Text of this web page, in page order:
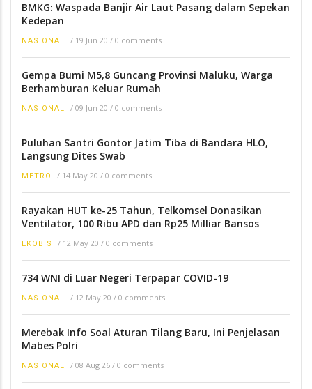
BMKG: Waspada Banjir Air Laut Pasang dalam Sepekan
Kedepan
NASIONAL / 19 Jun 20 / 0 comments
Gempa Bumi M5,8 Guncang Provinsi Maluku, Warga
Berhamburan Keluar Rumah
NASIONAL / 09 Jun 20 / 0 comments
Puluhan Santri Gontor Jatim Tiba di Bandara HLO,
Langsung Dites Swab
METRO / 14 May 20 / 0 comments
Rayakan HUT ke-25 Tahun, Telkomsel Donasikan
Ventilator, 100 Ribu APD dan Rp25 Milliar Bansos
EKOBIS / 12 May 20 / 0 comments
734 WNI di Luar Negeri Terpapar COVID-19
NASIONAL / 12 May 20 / 0 comments
Merebak Info Soal Aturan Tilang Baru, Ini Penjelasan
Mabes Polri
NASIONAL / 08 Aug 26 / 0 comments